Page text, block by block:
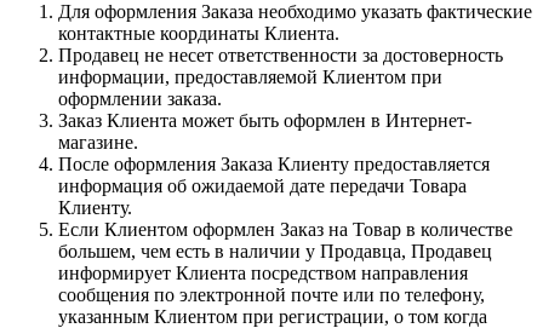
Для оформления Заказа необходимо указать фактические
контактные координаты Клиента.
Продавец не несет ответственности за достоверность
информации, предоставляемой Клиентом при
оформлении заказа.
Заказ Клиента может быть оформлен в Интернет-
магазине.
После оформления Заказа Клиенту предоставляется
информация об ожидаемой дате передачи Товара
Клиенту.
Если Клиентом оформлен Заказ на Товар в количестве
большем, чем есть в наличии у Продавца, Продавец
информирует Клиента посредством направления
сообщения по электронной почте или по телефону,
указанным Клиентом при регистрации, о том когда